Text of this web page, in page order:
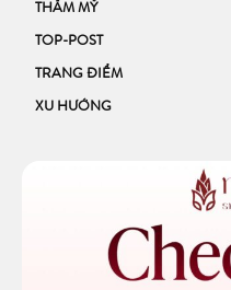
THẨM MỸ
TOP-POST
TRANG ĐIỂM
XU HƯỚNG